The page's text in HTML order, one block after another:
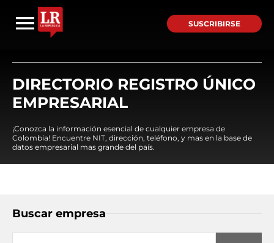
SUSCRIBIRSE
DIRECTORIO REGISTRO ÚNICO
EMPRESARIAL
¡Conozca la información esencial de cualquier empresa de
Colombia! Encuentre NIT, dirección, teléfono, y mas en la base de
datos empresarial mas grande del país.
Buscar empresa